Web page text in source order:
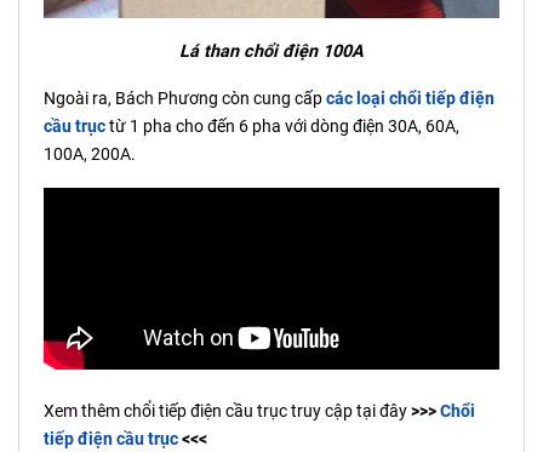
Lá than chổi điện 100A
Ngoài ra, Bách Phương còn cung cấpcác loại chổi tiếp điện
cầu trụctừ 1 pha cho đến 6 pha với dòng điện 30A, 60A,
100A, 200A.
Xem thêm chổi tiếp điện cầu trục truy cập tại đây>>>Chổi
tiếp điện cầu trục<<<